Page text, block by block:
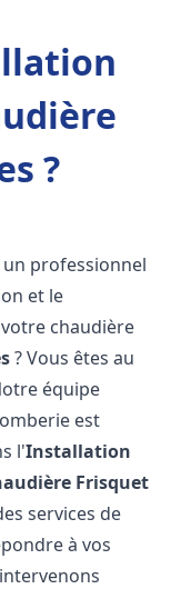
?
professionnel
et le
chaudière
? Vous êtes au
équipe
est
l'Installation
Frisquet
services de
à vos